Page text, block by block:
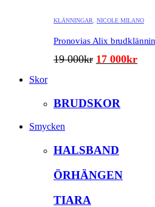
KLÄNNINGAR NICOLE MILANO
Pronovias Alix
19 000kr Det
var:
19
17 000krDet
Skor
BRUDSKOR
Smycken
HALSBAND
ÖRHÄNGEN
TIARA